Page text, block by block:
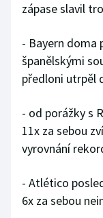
Vodní slalom
Volejbal
Ostatní
zápase slavil
- Bayern doma
španělskými
předloni utrpěl
- od porážky s
11x za sebou
vyrovnání
- Atlético
6x za sebou